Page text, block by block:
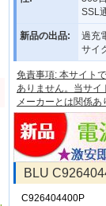
SSL
新品の出品:
過充
サイ
免責事項: 本サイト
ありません。当サイ
メーカーとは関係あ
BLU
C926404400P